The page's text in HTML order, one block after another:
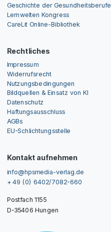
Geschichte der Gesundheitsberufe
Lernwelten Kongress
CareLit Online-Bibliothek
Rechtliches
Impressum
Widerrufsrecht
Nutzungsbedingungen
Bildquellen & Einsatz von KI
Datenschutz
Haftungsausschluss
AGBs
EU-Schlichtungsstelle
Kontakt aufnehmen
info@hpsmedia-verlag.de
+ 49 (0) 6402/7082-660
Postfach 1155
D-35406 Hungen